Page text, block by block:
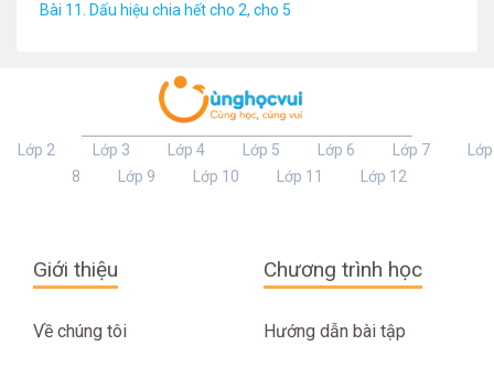
Bài 11. Dấu hiệu chia hết cho 2, cho 5
Lớp 2 Lớp 3 Lớp 4 Lớp 5 Lớp 6 Lớp 7
Lớp
8
Lớp 9 Lớp 10 Lớp 11 Lớp 12
Giới thiệu
Về chúng tôi
Chương trình học
Hướng dẫn bài tập